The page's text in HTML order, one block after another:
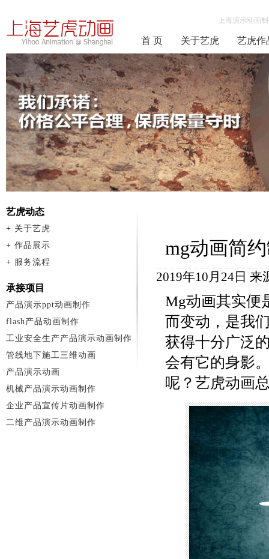
上海演示动画
首 页 关于艺虎 艺虎作
mg动画简
2019年10月24日 来
Mg动画其实便
而变动，是我
获得十分广泛
会有它的身影
呢？艺虎动画
艺虎动态
+ 关于艺虎
+ 作品展示
+ 服务流程
承接项目
产品演示ppt动画制作
flash产品动画制作
工业安全生产产品演示动画制作
管线地下施工三维动画
产品演示动画
机械产品演示动画制作
企业产品宣传片动画制作
二维产品演示动画制作